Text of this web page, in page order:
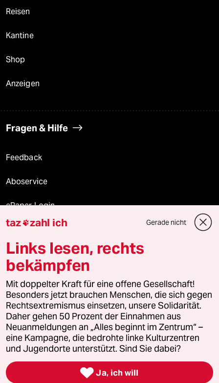
Reisen
Kantine
Shop
Anzeigen
Fragen & Hilfe
Feedback
Aboservice
ePaper Login
Downloads für Abonnierende
© 2026 taz Verlags und Vertriebs GmbH
Alle Rechte vorbehalten. Bei rechtlichen Fragen oder für Genehmigungen
wenden Sie sich bitte an
lizenzen@taz.de
Feedback Redaktionsstatut Kommune-Richtlinien
Leitlinie Informant Datenschutz Impressum AGB
Seitenwende Einwilligungen widerrufen (Ads)
taz zahl ich Gerade nicht
Links lesen, rechts
bekämpfen
Mit doppelter Kraft für eine offene Gesellschaft!
Besonders jetzt brauchen Menschen, die sich gegen
Rechtsextremismus einsetzen, unsere Solidarität.
Daher gehen 50 Prozent der Einnahmen aus
Neuanmeldungen an „Alles beginnt im Zentrum“ –
eine Kampagne, die bedrohte linke Kulturzentren
und Jugendorte unterstützt. Sind Sie dabei?
 Ja, ich will